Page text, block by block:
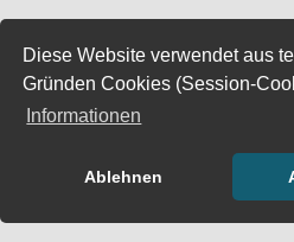
Diese Website verwendet aus
Gründen Cookies (Session-
Informationen
Ablehnen